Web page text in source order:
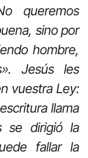
queremos
sino por
hombre,
Jesús les
vuestra Ley:
llama
se dirigió la
fallar la